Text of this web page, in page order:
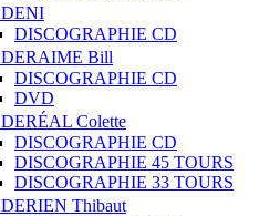
DENI
DISCOGRAPHIE CD
DERAIME Bill
DISCOGRAPHIE CD
DVD
DERÉAL Colette
DISCOGRAPHIE CD
DISCOGRAPHIE 45 TOURS
DISCOGRAPHIE 33 TOURS
DERIEN Thibaut